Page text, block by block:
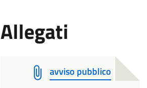
Allegati
avviso pubblico